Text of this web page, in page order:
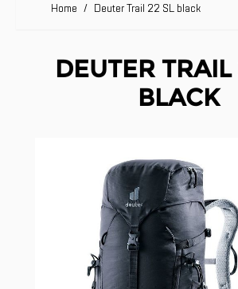
Home / Deuter Trail 22 SL black
DEUTER
BLACK